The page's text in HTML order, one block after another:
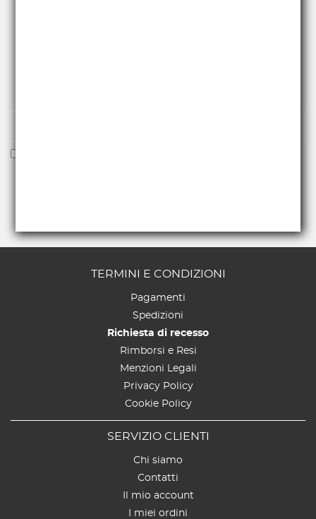
TERMINI E CONDIZIONI
Pagamenti
Spedizioni
Richiesta di recesso
Rimborsi e Resi
Menzioni Legali
Privacy Policy
Cookie Policy
SERVIZIO CLIENTI
Chi siamo
Contatti
Il mio account
I miei ordini